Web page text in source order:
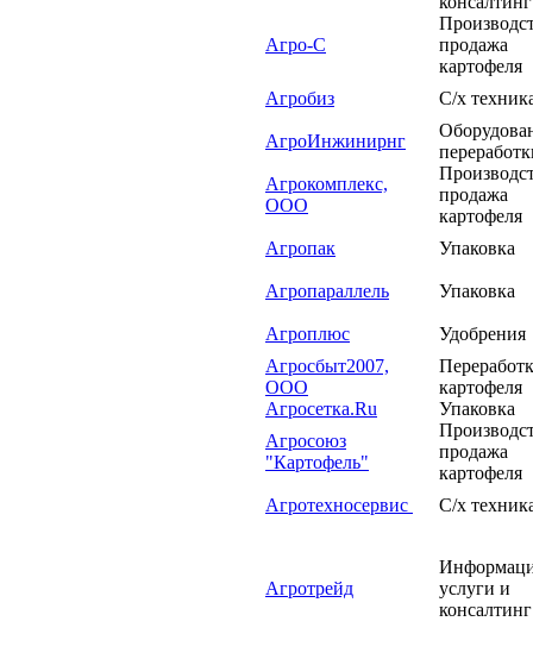
Агро-С
продажа
картофеля
Агробиз
С/х
АгроИнжинирнг
Агрокомплекс,
ООО
продажа
картофеля
Агропак
Упаковка
Агропараллель Упаковка
Агроплюс
Удобрения
Агросбыт2007,
ООО
картофеля
Агросетка.Ru
Упаковка
Агросоюз
"Картофель"
продажа
картофеля
Агротехносервис
С/х
Агротрейд
услуги и